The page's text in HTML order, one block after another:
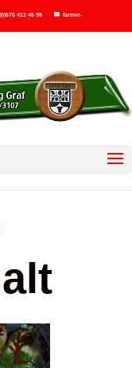
412 46 98
farmer-